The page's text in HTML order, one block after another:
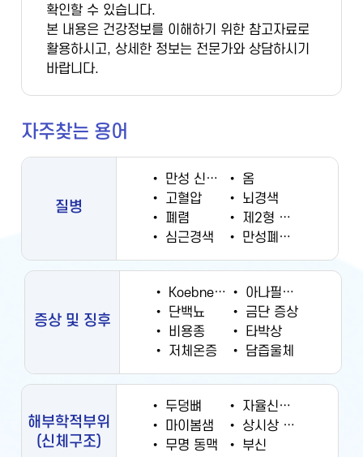
확인할 수 있습니다.
본 내용은 건강정보를 이해하기 위한 참고자료로
활용하시고, 상세한 정보는 전문가와 상담하시기
바랍니다.
자주찾는 용어
질병
• 만성 신부전증 •
옴
•
고혈압 •
뇌경색
•
폐렴 •
제2형 당뇨병
•
심근경색 • 만성폐쇄성폐질환
증상 및 징후
• Koebner 현상 •
아나필락시스
•
단백뇨 •
금단 증상
•
비용종 •
타박상
•
저체온증 • 담즙울체
해부학적부위
(신체구조)
• 두덩뼈 •
자율신경계
•
마이봄샘 •
상시상 정맥동
•
무명 동맥 •
부신